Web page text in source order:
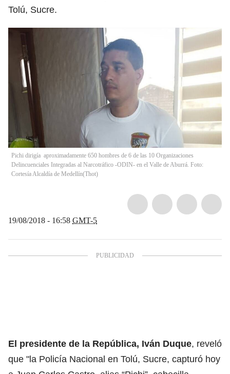
Tolú, Sucre.
Pichi dirigía aproximadamente 650 hombres de 6 de las 10 Organizaciones
Delincuenciales Integradas al Narcotráfico -ODIN- en el Valle de Aburrá. Foto:
Cortesía Alcaldía de Medellín(Thot)
19/08/2018 - 16:58 GMT-5
El presidente de la República, Iván Duque, reveló
que "la Policía Nacional en Tolú, Sucre, capturó hoy